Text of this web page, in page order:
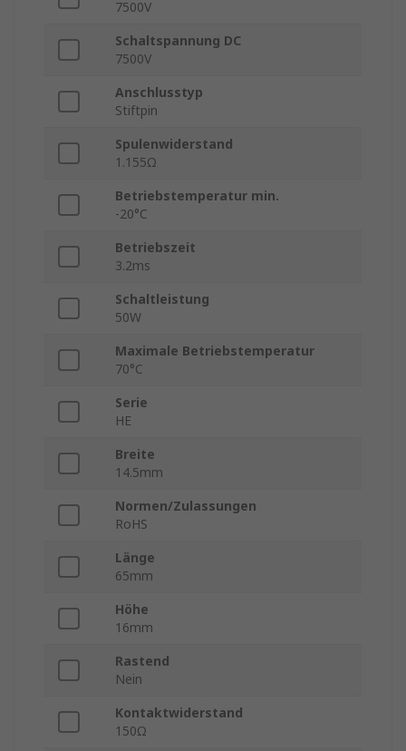
7500V
Schaltspannung DC
7500V
Anschlusstyp
Stiftpin
Spulenwiderstand
1.155Ω
Betriebstemperatur min.
-20°C
Betriebszeit
3.2ms
Schaltleistung
50W
Maximale Betriebstemperatur
70°C
Serie
HE
Breite
14.5mm
Normen/Zulassungen
RoHS
Länge
65mm
Höhe
16mm
Rastend
Nein
Kontaktwiderstand
150Ω